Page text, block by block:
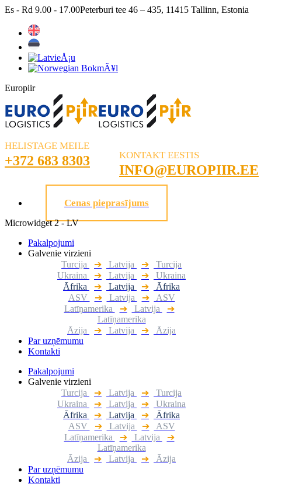
Skip
content
Es - Rd 9.00 - 17.00Peterburi tee 46 – 435, 11415 Tallinn, Estonia
Europiir
HELISTAGE MEILE
+372 683 8303 KONTAKT EESTIS
INFO@EUROPIIR.EE
Cenas pieprasījums
Microwidget 2 - LV
Pakalpojumi
Galvenie virzieni
Turcija
➔ Latvija ➔
Turcija
Ukraina
➔ Latvija ➔
Ukraina
Āfrika
➔ Latvija ➔
Āfrika
ASV
➔ Latvija ➔
ASV
Latīņamerika
➔ Latvija
➔
Latīņamerika
Āzija
➔ Latvija ➔
Āzija
Par uzņēmumu
Kontakti
Pakalpojumi
Galvenie virzieni
Turcija
➔ Latvija ➔
Turcija
Ukraina
➔ Latvija ➔
Ukraina
Āfrika
➔ Latvija ➔
Āfrika
ASV
➔ Latvija ➔
ASV
Latīņamerika
➔ Latvija
➔
Latīņamerika
Āzija
➔ Latvija ➔
Āzija
Par uzņēmumu
Kontakti